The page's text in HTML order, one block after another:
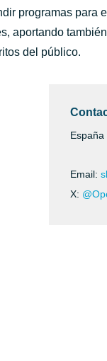
programas para
aportando
del público.
España
Email:
X: